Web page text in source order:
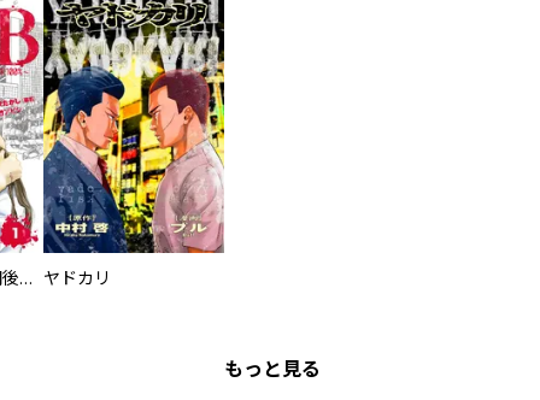
タイプＢ～48時間後、致死率100％～【単話】 ヤドカリ
もっと見る